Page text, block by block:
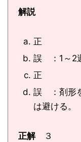
解説
正
誤 ：1～2
正
誤 ：剤形
は避ける。
正解３